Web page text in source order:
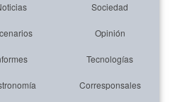
Sociedad
Opinión
Tecnologías
Corresponsales